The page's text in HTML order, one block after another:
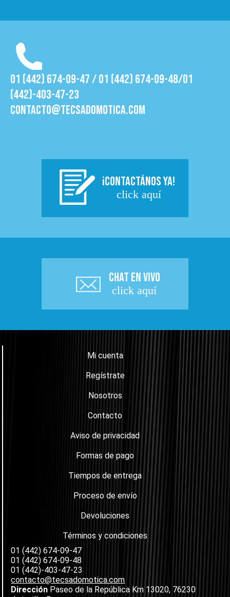
01 (442) 674-09-47 / 01 (442) 674-09-48/01
(442)-403-47-23
contacto@tecsadomotica.com
¡CONTACTÁNOS YA!
click aquí
CHAT EN VIVO
click aquí
Mi cuenta
Regístrate
Nosotros
Contacto
Aviso de privacidad
Formas de pago
Tiempos de entrega
Proceso de envío
Devoluciones
Términos y condiciones
01 (442) 674-09-47
01 (442) 674-09-48
01 (442)-403-47-23
contacto@tecsadomotica.com
Dirección Paseo de la República Km 13020, 76230